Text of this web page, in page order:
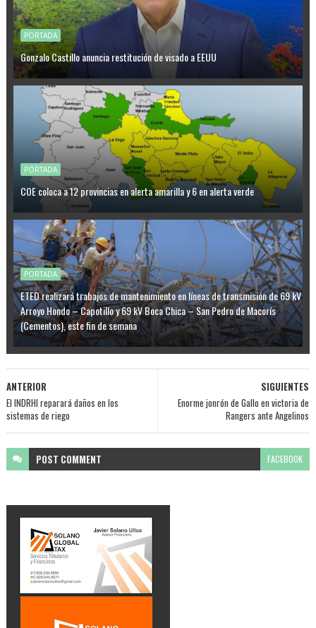
PORTADA
Gonzalo Castillo anuncia restitución de visado a EEUU
PORTADA
COE coloca a 12 provincias en alerta amarilla y 6 en alerta verde
PORTADA
ETED realizará trabajos de mantenimiento en líneas de transmisión de 69 kV
Arroyo Hondo – Capotillo y 69 kV Boca Chica – San Pedro de Macorís
(Cementos), este fin de semana
SIGUIENTES
Enorme jonrón de Gallo en victoria de
Rangers ante Angelinos
ANTERIOR
El INDRHI reparará daños en los
sistemas de riego
POST COMMENT FACEBOOK